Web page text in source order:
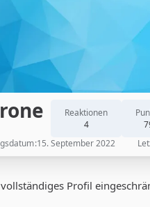
Reaktionen
4
15. September 2022
Profil